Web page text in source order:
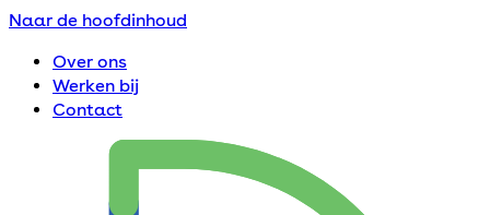
Naar de hoofdinhoud
Over ons
Werken bij
Contact